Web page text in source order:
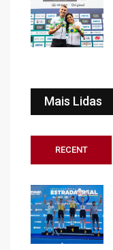
Mais Lidas
RECENT